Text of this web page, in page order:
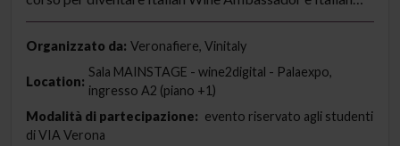
Organizzato da: Veronafiere, Vinitaly
Location:
Sala MAINSTAGE - wine2digital - Palaexpo,
ingresso A2 (piano +1)
Modalità di partecipazione: evento riservato agli studenti
di VIA Verona